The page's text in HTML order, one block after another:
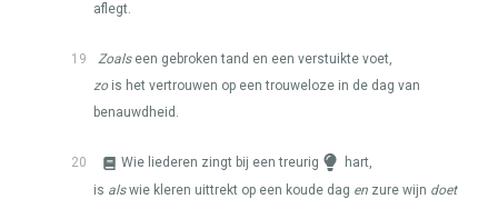
aflegt.
19 Zoalseen gebroken tand en een verstuikte voet,
zois het vertrouwen op een trouweloze in de dag van
benauwdheid.
20 Wie liederen zingt bij een treurig
hart,
is alswie kleren uittrekt op een koude dag en zure wijn doet